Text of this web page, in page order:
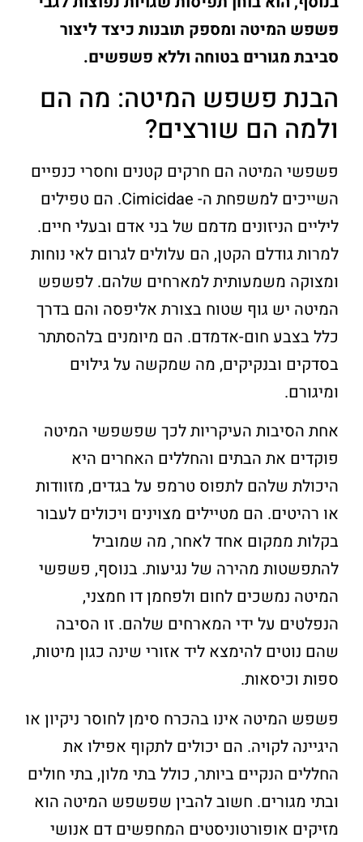
פשפש המיטה ומספק תובנות כיצד ליצור
סביבת מגורים בטוחה וללא פשפשים.
הבנת פשפש המיטה: מה הם
ולמה הם שורצים?
פשפשי המיטה הם חרקים קטנים וחסרי כנפיים
השייכים למשפחת ה- Cimicidae. הם טפילים
ליליים הניזונים מדמם של בני אדם ובעלי חיים.
למרות גודלם הקטן, הם עלולים לגרום לאי נוחות
ומצוקה משמעותית למארחים שלהם. לפשפש
המיטה יש גוף שטוח בצורת אליפסה והם בדרך
כלל בצבע חום-אדמדם. הם מיומנים בלהסתתר
בסדקים ובנקיקים, מה שמקשה על גילוים
ומיגורם.
אחת הסיבות העיקריות לכך שפשפשי המיטה
פוקדים את הבתים והחללים האחרים היא
היכולת שלהם לתפוס טרמפ על בגדים, מזוודות
או רהיטים. הם מטיילים מצוינים ויכולים לעבור
בקלות ממקום אחד לאחר, מה שמוביל
להתפשטות מהירה של נגיעות. בנוסף, פשפשי
המיטה נמשכים לחום ולפחמן דו חמצני,
הנפלטים על ידי המארחים שלהם. זו הסיבה
שהם נוטים להימצא ליד אזורי שינה כגון מיטות,
ספות וכיסאות.
פשפש המיטה אינו בהכרח סימן לחוסר ניקיון או
היגיינה לקויה. הם יכולים לתקוף אפילו את
החללים הנקיים ביותר, כולל בתי מלון, בתי חולים
ובתי מגורים. חשוב להבין שפשפש המיטה הוא
מזיקים אופורטוניסטים המחפשים דם אנושי